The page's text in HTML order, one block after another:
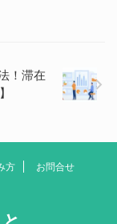
！滞在
方 お問合せ